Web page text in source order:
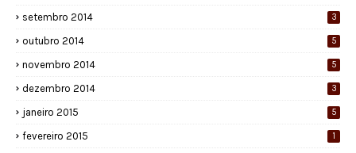
setembro 2014 3
outubro 2014 5
novembro 2014 5
dezembro 2014 3
janeiro 2015 5
fevereiro 2015 1